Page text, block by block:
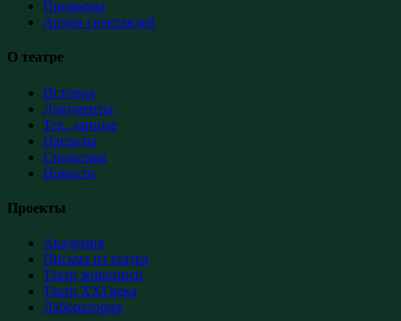
Премьеры
Архив спектаклей
О театре
История
Документы
Тех. данные
Награды
Спонсоры
Новости
Проекты
Академия
Письма из театра
Театр живописи
Театр XXI века
Лаборатория